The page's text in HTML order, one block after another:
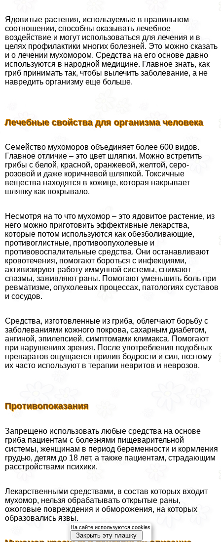
Ядовитые растения, используемые в правильном
соотношении, способны оказывать лечебное
воздействие и могут использоваться для лечения и в
целях профилактики многих болезней. Это можно сказать
и о лечении мухомором. Средства на его основе давно
используются в народной медицине. Главное знать, как
гриб принимать так, чтобы вылечить заболевание, а не
навредить организму еще больше.
Лечебные свойства для организма человека
Семейство мухоморов объединяет более 600 видов.
Главное отличие – это цвет шляпки. Можно встретить
грибы с белой, красной, оранжевой, желтой, серо-
розовой и даже коричневой шляпкой. Токсичные
вещества находятся в кожице, которая накрывает
шляпку как покрывало.
Несмотря на то что мухомор – это ядовитое растение, из
него можно приготовить эффективные лекарства,
которые потом используются как обезболивающие,
противоглистные, противоопухолевые и
противовоспалительные средства. Они останавливают
кровотечения, помогают бороться с инфекциями,
активизируют работу иммунной системы, снимают
спазмы, заживляют раны. Помогают уменьшить боль при
ревматизме, опухолевых процессах, патологиях суставов
и сосудов.
Средства, изготовленные из гриба, облегчают борьбу с
заболеваниями кожного покрова, сахарным диабетом,
ангиной, эпилепсией, симптомами климaкcа. Помогают
при нарушениях зрения. После употрeбления подобных
препаратов ощущается прилив бодрости и сил, поэтому
их часто используют в терапии невритов и неврозов.
Противопоказания
Запрещено использовать любые средства на основе
гриба пациентам с болезнями пищеварительной
системы, женщинам в период беременности и кормления
гpyдью, детям до 18 лет, а также пациентам, страдающим
расстройствами психики.
Лекарственными средствами, в состав которых входит
мухомор, нельзя обpaбатывать открытые раны,
ожоговые повреждения и обморожения, на которых
образовались язвы.
На сайте используются cookies
Закрыть эту плашку